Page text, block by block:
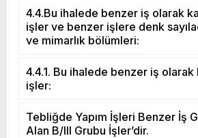
4.4.Bu ihalede benzer iş olarak
işler ve benzer işlere denk
ve mimarlık bölümleri:
4.4.1. Bu ihalede benzer iş
işler:
Tebliğde Yapım İşleri Benzer İş
Alan B/III Grubu İşler’dir.